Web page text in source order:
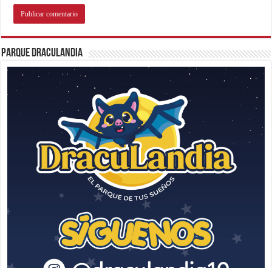
Parque Draculandia